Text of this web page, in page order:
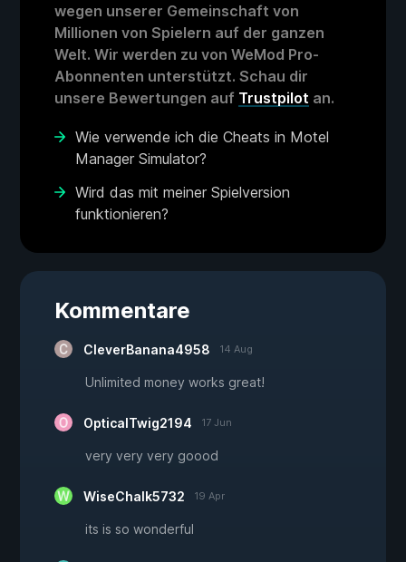
wegen unserer Gemeinschaft von
Millionen von Spielern auf der ganzen
Welt. Wir werden zu von WeMod Pro-
Abonnenten unterstützt. Schau dir
unsere Bewertungen auf Trustpilot an.
Wie verwende ich die Cheats in Motel
Manager Simulator?
Wird das mit meiner Spielversion
funktionieren?
Kommentare
CleverBanana4958 14 Aug
Unlimited money works great!
OpticalTwig2194 17 Jun
very very very goood
WiseChalk5732 19 Apr
its is so wonderful